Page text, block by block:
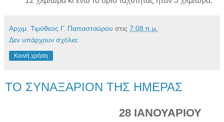
Αρχιμ. Τιμόθεος Γ. Παπασταύρου στις 7:08 π.μ.
Δεν υπάρχουν σχόλια:
Κοινή χρήση
ΤΟ ΣΥΝΑΞΑΡΙΟΝ ΤΗΣ ΗΜΕΡΑΣ
28 ΙΑΝΟΥΑΡΙΟΥ